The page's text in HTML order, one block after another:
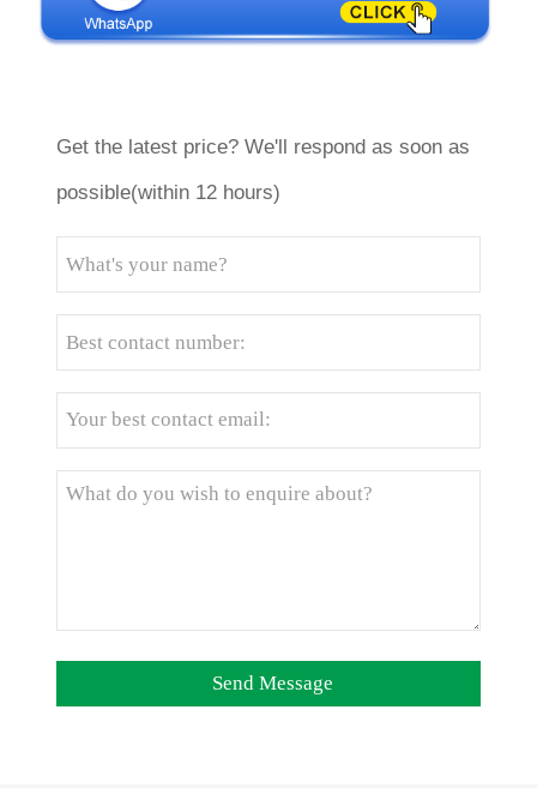
Get the latest price? We'll respond as soon as
possible(within 12 hours)